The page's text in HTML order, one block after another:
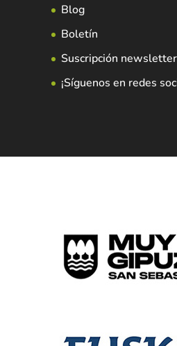
Blog
Boletín
Suscripción newsletter
¡Síguenos en redes